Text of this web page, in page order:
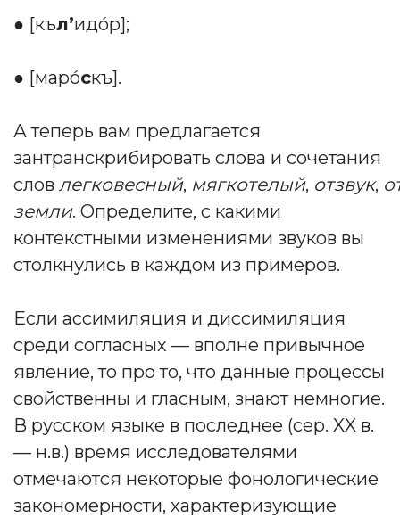
● [къл’идо́р];
● [маро́скъ].
А теперь вам предлагается
зантранскрибировать слова и сочетания
слов легковесный, мягкотелый, отзвук,
земли. Определите, с какими
контекстными изменениями звуков вы
столкнулись в каждом из примеров.
Если ассимиляция и диссимиляция
среди согласных — вполне привычное
явление, то про то, что данные процессы
свойственны и гласным, знают немногие.
В русском языке в последнее (сер. XX в.
— н.в.) время исследователями
отмечаются некоторые фонологические
закономерности, характеризующие